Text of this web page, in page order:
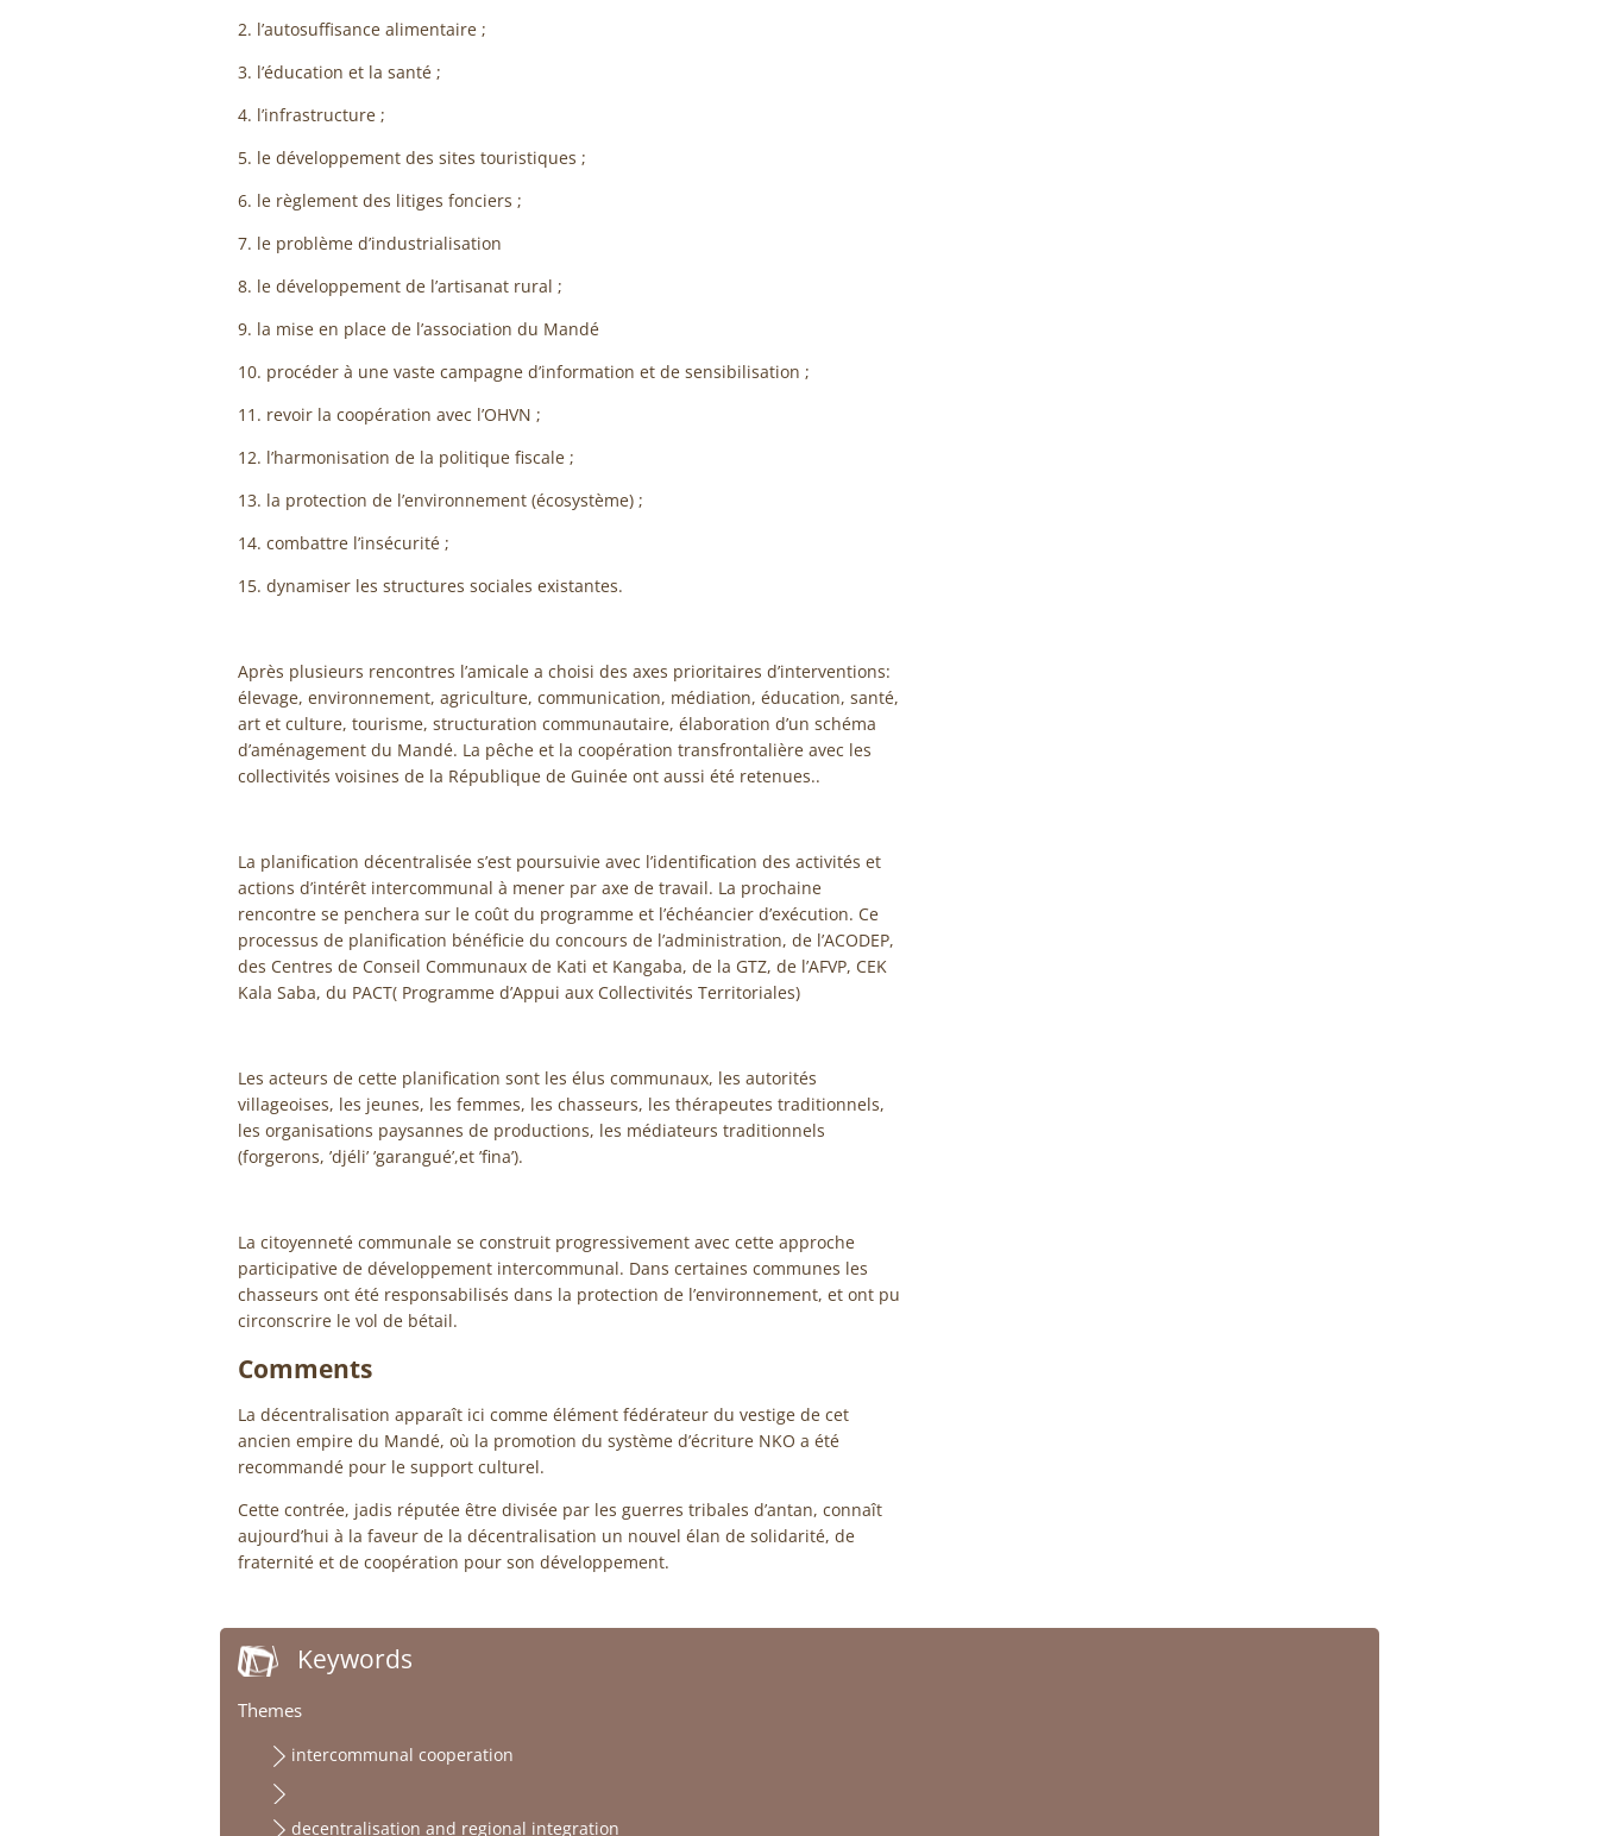
2. l’autosuffisance alimentaire ;
3. l’éducation et la santé ;
4. l’infrastructure ;
5. le développement des sites touristiques ;
6. le règlement des litiges fonciers ;
7. le problème d’industrialisation
8. le développement de l’artisanat rural ;
9. la mise en place de l’association du Mandé
10. procéder à une vaste campagne d’information et de sensibilisation ;
11. revoir la coopération avec l’OHVN ;
12. l’harmonisation de la politique fiscale ;
13. la protection de l’environnement (écosystème) ;
14. combattre l’insécurité ;
15. dynamiser les structures sociales existantes.
Après plusieurs rencontres l’amicale a choisi des axes prioritaires d’interventions:
élevage, environnement, agriculture, communication, médiation, éducation, santé,
art et culture, tourisme, structuration communautaire, élaboration d’un schéma
d’aménagement du Mandé. La pêche et la coopération transfrontalière avec les
collectivités voisines de la République de Guinée ont aussi été retenues..
La planification décentralisée s’est poursuivie avec l’identification des activités et
actions d’intérêt intercommunal à mener par axe de travail. La prochaine
rencontre se penchera sur le coût du programme et l’échéancier d’exécution. Ce
processus de planification bénéficie du concours de l’administration, de l’ACODEP,
des Centres de Conseil Communaux de Kati et Kangaba, de la GTZ, de l’AFVP, CEK
Kala Saba, du PACT( Programme d’Appui aux Collectivités Territoriales)
Les acteurs de cette planification sont les élus communaux, les autorités
villageoises, les jeunes, les femmes, les chasseurs, les thérapeutes traditionnels,
les organisations paysannes de productions, les médiateurs traditionnels
(forgerons, ’djéli’ ’garangué’,et ’fina’).
La citoyenneté communale se construit progressivement avec cette approche
participative de développement intercommunal. Dans certaines communes les
chasseurs ont été responsabilisés dans la protection de l’environnement, et ont pu
circonscrire le vol de bétail.
Comments
La décentralisation apparaît ici comme élément fédérateur du vestige de cet
ancien empire du Mandé, où la promotion du système d’écriture NKO a été
recommandé pour le support culturel.
Cette contrée, jadis réputée être divisée par les guerres tribales d’antan, connaît
aujourd’hui à la faveur de la décentralisation un nouvel élan de solidarité, de
fraternité et de coopération pour son développement.
Keywords
Themes
intercommunal cooperation
decentralisation and regional integration